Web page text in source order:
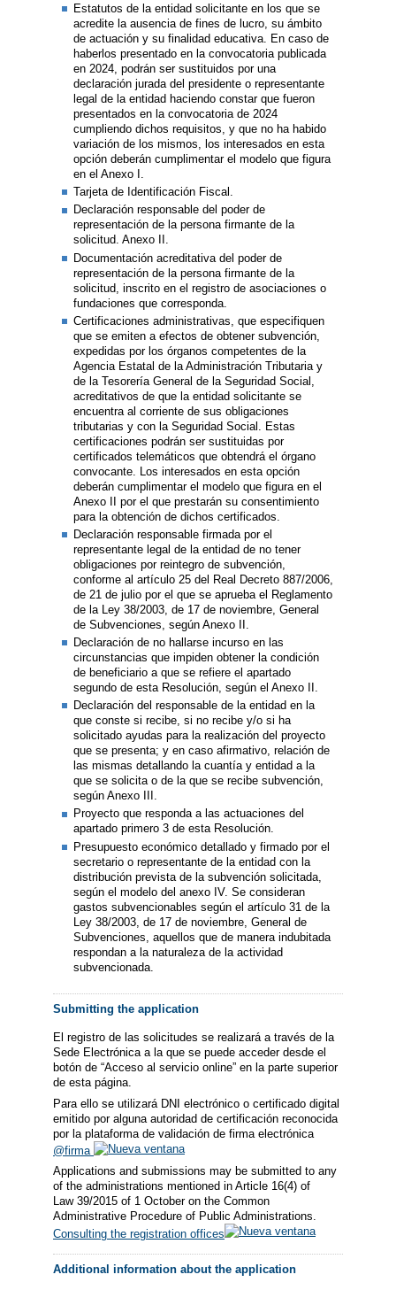
Estatutos de la entidad solicitante en los que se
acredite la ausencia de fines de lucro, su ámbito
de actuación y su finalidad educativa. En caso de
haberlos presentado en la convocatoria publicada
en 2024, podrán ser sustituidos por una
declaración jurada del presidente o representante
legal de la entidad haciendo constar que fueron
presentados en la convocatoria de 2024
cumpliendo dichos requisitos, y que no ha habido
variación de los mismos, los interesados en esta
opción deberán cumplimentar el modelo que figura
en el Anexo I.
Tarjeta de Identificación Fiscal.
Declaración responsable del poder de
representación de la persona firmante de la
solicitud. Anexo II.
Documentación acreditativa del poder de
representación de la persona firmante de la
solicitud, inscrito en el registro de asociaciones o
fundaciones que corresponda.
Certificaciones administrativas, que especifiquen
que se emiten a efectos de obtener subvención,
expedidas por los órganos competentes de la
Agencia Estatal de la Administración Tributaria y
de la Tesorería General de la Seguridad Social,
acreditativos de que la entidad solicitante se
encuentra al corriente de sus obligaciones
tributarias y con la Seguridad Social. Estas
certificaciones podrán ser sustituidas por
certificados telemáticos que obtendrá el órgano
convocante. Los interesados en esta opción
deberán cumplimentar el modelo que figura en el
Anexo II por el que prestarán su consentimiento
para la obtención de dichos certificados.
Declaración responsable firmada por el
representante legal de la entidad de no tener
obligaciones por reintegro de subvención,
conforme al artículo 25 del Real Decreto 887/2006,
de 21 de julio por el que se aprueba el Reglamento
de la Ley 38/2003, de 17 de noviembre, General
de Subvenciones, según Anexo II.
Declaración de no hallarse incurso en las
circunstancias que impiden obtener la condición
de beneficiario a que se refiere el apartado
segundo de esta Resolución, según el Anexo II.
Declaración del responsable de la entidad en la
que conste si recibe, si no recibe y/o si ha
solicitado ayudas para la realización del proyecto
que se presenta; y en caso afirmativo, relación de
las mismas detallando la cuantía y entidad a la
que se solicita o de la que se recibe subvención,
según Anexo III.
Proyecto que responda a las actuaciones del
apartado primero 3 de esta Resolución.
Presupuesto económico detallado y firmado por el
secretario o representante de la entidad con la
distribución prevista de la subvención solicitada,
según el modelo del anexo IV. Se consideran
gastos subvencionables según el artículo 31 de la
Ley 38/2003, de 17 de noviembre, General de
Subvenciones, aquellos que de manera indubitada
respondan a la naturaleza de la actividad
subvencionada.
Submitting the application
El registro de las solicitudes se realizará a través de la
Sede Electrónica a la que se puede acceder desde el
botón de “Acceso al servicio online” en la parte superior
de esta página.
Para ello se utilizará DNI electrónico o certificado digital
emitido por alguna autoridad de certificación reconocida
por la plataforma de validación de firma electrónica
@firma
Applications and submissions may be submitted to any
of the administrations mentioned in Article 16(4) of
Law 39/2015 of 1 October on the Common
Administrative Procedure of Public Administrations.
Consulting the registration offices
Additional information about the application